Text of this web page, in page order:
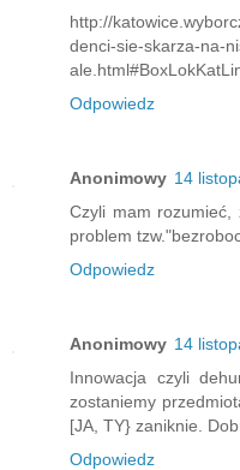
http://
denci-sie-skarza-na-
Odpowiedz
Anonimowy 14
Czyli mam rozumieć,
problem
Odpowiedz
Anonimowy 14
Innowacja czyli
zostaniemy
[JA, TY} zaniknie.
Odpowiedz